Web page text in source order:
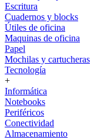
Escritura
Cuadernos y blocks
Útiles de oficina
Maquinas de oficina
Papel
Mochilas y cartucheras
Tecnología
+
Informática
Notebooks
Periféricos
Conectividad
Almacenamiento